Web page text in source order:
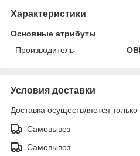
Характеристики
Основные атрибуты
Производитель
Условия доставки
Доставка осуществляется
Самовывоз
Самовывоз